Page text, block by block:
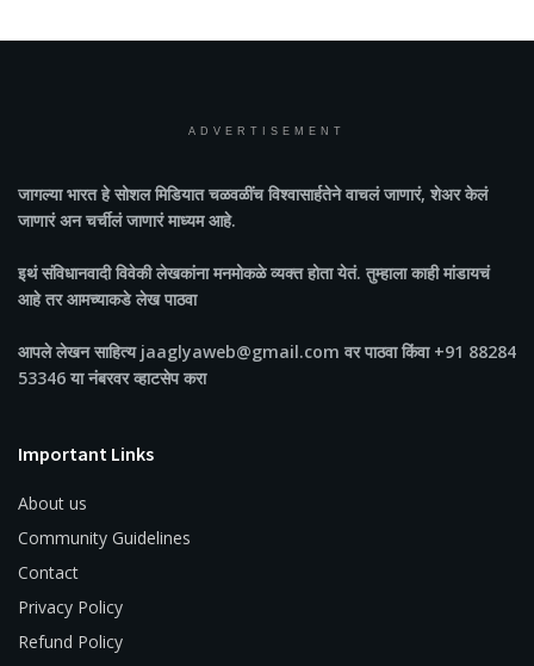
ADVERTISEMENT
जागल्या भारतहे सोशल मिडियात चळवळींच विश्वासार्हतेने वाचलं जाणारं, शेअर केलं
जाणारं अन चर्चीलं जाणारं माध्यम आहे.
इथं संविधानवादी विवेकी लेखकांना मनमोकळे व्यक्त होता येतं. तुम्हाला काही मांडायचं
आहे तर आमच्याकडे लेख पाठवा
आपले लेखन साहित्य jaaglyaweb@gmail.com वर पाठवा किंवा +91 88284
53346 या नंबरवर व्हाटसेप करा
Important Links
About us
Community Guidelines
Contact
Privacy Policy
Refund Policy